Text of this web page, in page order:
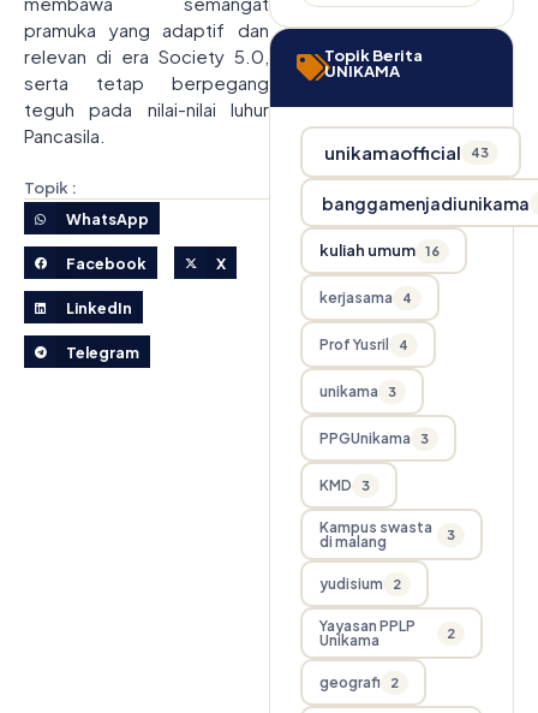
pramuka yang adaptif dan
relevan di era Society 5.0,
serta tetap berpegang
teguh pada nilai-nilai luhur
Pancasila.
Topik :
WhatsApp
Facebook X
LinkedIn
Telegram
Topik Berita
UNIKAMA
unikamaofficial 43
banggamenjadiunikama
kuliah umum 16
kerjasama 4
Prof Yusril 4
unikama 3
PPGUnikama 3
KMD 3
Kampus swasta
di malang
3
yudisium 2
Yayasan PPLP
Unikama
2
geografi 2